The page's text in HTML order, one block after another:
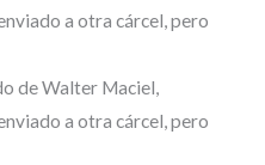
a otra cárcel, pero
de Walter Maciel,
a otra cárcel, pero